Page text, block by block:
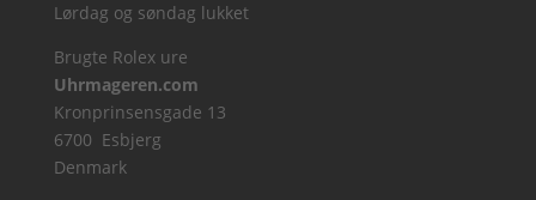
Lørdag og søndag lukket
Brugte Rolex ure
Uhrmageren.com
Kronprinsensgade 13
6700 Esbjerg
Denmark